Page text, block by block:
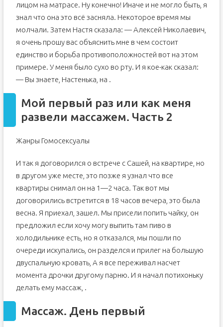
лицом на матрасе. Ну конечно! Иначе и не могло быть, я
знал что она это всё засняла. Некоторое время мы
молчали. Затем Настя сказала: — Алексей Николаевич,
я очень прошу вас объяснить мне в чем состоит
единство и борьба противоположностей вот на этом
примере. У меня было сухо во рту. И я кое-как сказал:
— Вы знаете, Настенька, на .
Мой первый раз или как меня
развели массажем. Часть 2
Жанры Гомосексуалы
И так я договорился о встрече с Сашей, на квартире, но
в другом уже месте, это позже я узнал что все
квартиры снимал он на 1—2 часа. Так вот мы
договорились встретится в 18 часов вечера, это была
весна. Я приехал, зашел. Мы присели попить чайку, он
предложил если хочу могу выпить там пиво в
холодильнике есть, но я отказался, мы пошли по
очереди искупались, он разделся и прилег на большую
двуспальную кровать, А я все переживал насчет
момента дрочки другому парню. И я начал потихоньку
делать ему массаж, .
Массаж. День первый